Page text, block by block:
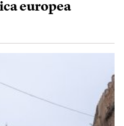
europea